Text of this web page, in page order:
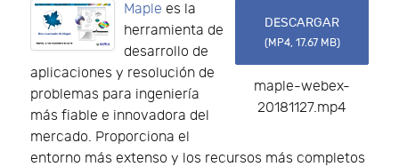
DESCARGAR
(MP4, 17.67 MB)
maple-webex-
20181127.mp4
Maple es la
herramienta de
desarrollo de
aplicaciones y resolución de
problemas para ingeniería
más fiable e innovadora del
mercado. Proporciona el
entorno más extenso y los recursos más completos